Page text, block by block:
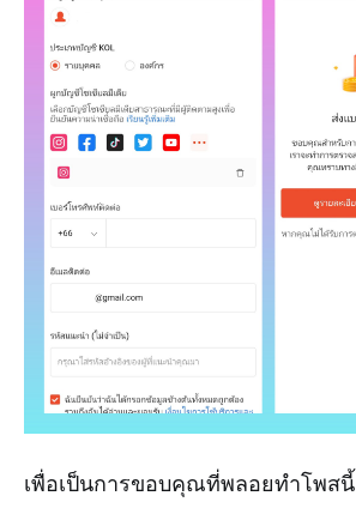
เพื่อเป็นการขอบคุณที่พลอยทำโพสนี้